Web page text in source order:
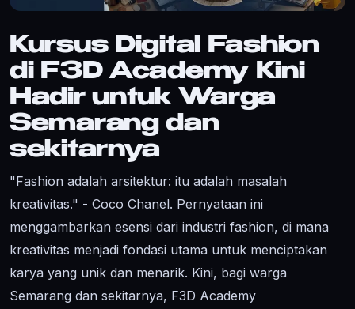
Kursus Digital Fashion
di F3D Academy Kini
Hadir untuk Warga
Semarang dan
sekitarnya
"Fashion adalah arsitektur: itu adalah masalah
kreativitas." - Coco Chanel. Pernyataan ini
menggambarkan esensi dari industri fashion, di mana
kreativitas menjadi fondasi utama untuk menciptakan
karya yang unik dan menarik. Kini, bagi warga
Semarang dan sekitarnya, F3D Academy